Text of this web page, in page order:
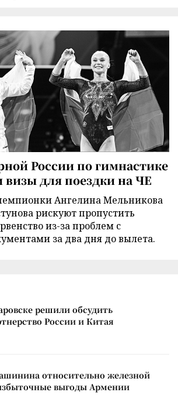
России по гимнастике
визы для поездки на ЧЕ
Ангелина Мельникова
рискуют пропустить
из-за проблем с
за два дня до вылета.
решили обсудить
России и Китая
относительно железной
выгоды Армении